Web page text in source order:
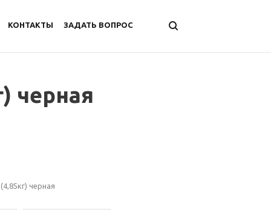
КОНТАКТЫ ЗАДАТЬ ВОПРОС
черная
черная